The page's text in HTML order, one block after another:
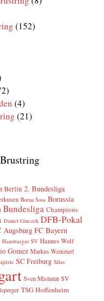
(152)
(4)
(21)
Berlin 2. Bundesliga
Borna Sosa Borussia
Bundesliga Champions
Daniel Ginczek DFB-Pokal
Augsburg FC Bayern
Hamburger SV Hannes Wolf
Gomez Markus Weinzierl
SC Freiburg Silas
Sven Mislintat SV
TSG Hoffenheim